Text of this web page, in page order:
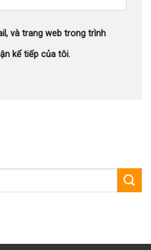
và trang web trong trình
kế tiếp của tôi.